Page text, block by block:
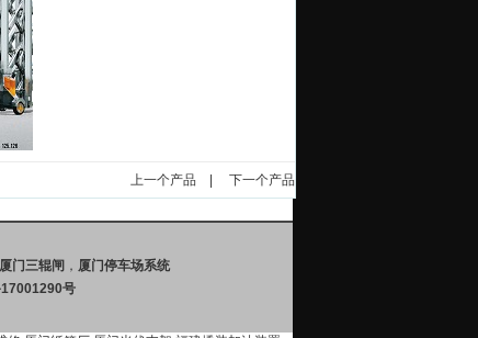
上一个产品 下一个产品
厦门三辊闸 ， 厦门停车场系统
号